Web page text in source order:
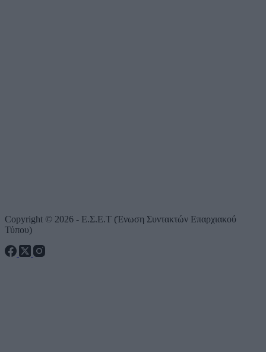
Copyright © 2026 - Ε.Σ.Ε.Τ (Ένωση Συντακτών Επαρχιακού
Τύπου)